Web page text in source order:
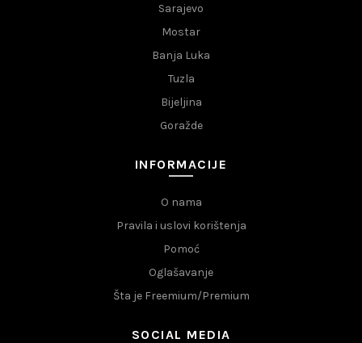
Sarajevo
Mostar
Banja Luka
Tuzla
Bijeljina
Goražde
INFORMACIJE
O nama
Pravila i uslovi korištenja
Pomoć
Oglašavanje
Šta je Freemium/Premium
SOCIAL MEDIA